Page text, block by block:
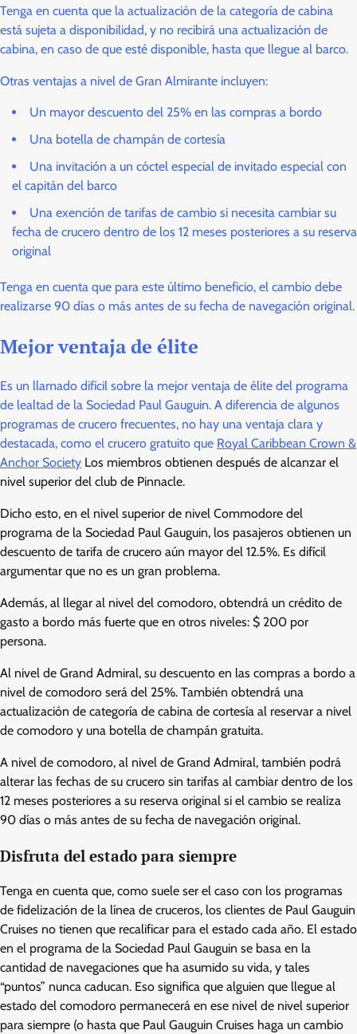
Tenga en cuenta que la actualización de la categoría de cabina
está sujeta a disponibilidad, y no recibirá una actualización de
cabina, en caso de que esté disponible, hasta que llegue al barco.
Otras ventajas a nivel de Gran Almirante incluyen:
Un mayor descuento del 25% en las compras a bordo
Una botella de champán de cortesía
Una invitación a un cóctel especial de invitado especial con
el capitán del barco
Una exención de tarifas de cambio si necesita cambiar su
fecha de crucero dentro de los 12 meses posteriores a su reserva
original
Tenga en cuenta que para este último beneficio, el cambio debe
realizarse 90 días o más antes de su fecha de navegación original.
Mejor ventaja de élite
Es un llamado difícil sobre la mejor ventaja de élite del programa
de lealtad de la Sociedad Paul Gauguin. A diferencia de algunos
programas de crucero frecuentes, no hay una ventaja clara y
destacada, como el crucero gratuito que Royal Caribbean Crown &
Anchor Society Los miembros obtienen después de alcanzar el
nivel superior del club de Pinnacle.
Dicho esto, en el nivel superior de nivel Commodore del
programa de la Sociedad Paul Gauguin, los pasajeros obtienen un
descuento de tarifa de crucero aún mayor del 12.5%. Es difícil
argumentar que no es un gran problema.
Además, al llegar al nivel del comodoro, obtendrá un crédito de
gasto a bordo más fuerte que en otros niveles: $ 200 por
persona.
Al nivel de Grand Admiral, su descuento en las compras a bordo a
nivel de comodoro será del 25%. También obtendrá una
actualización de categoría de cabina de cortesía al reservar a nivel
de comodoro y una botella de champán gratuita.
A nivel de comodoro, al nivel de Grand Admiral, también podrá
alterar las fechas de su crucero sin tarifas al cambiar dentro de los
12 meses posteriores a su reserva original si el cambio se realiza
90 días o más antes de su fecha de navegación original.
Disfruta del estado para siempre
Tenga en cuenta que, como suele ser el caso con los programas
de fidelización de la línea de cruceros, los clientes de Paul Gauguin
Cruises no tienen que recalificar para el estado cada año. El estado
en el programa de la Sociedad Paul Gauguin se basa en la
cantidad de navegaciones que ha asumido su vida, y tales
“puntos” nunca caducan. Eso significa que alguien que llegue al
estado del comodoro permanecerá en ese nivel de nivel superior
para siempre (o hasta que Paul Gauguin Cruises haga un cambio